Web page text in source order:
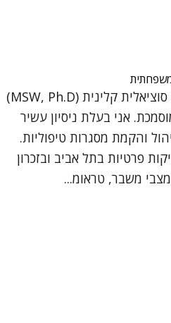
שמי ד"ר תלמה כהן, עובדת סוציאלית קלינית (MSW, Ph.D)
אני בעלת ניסיון עשיר
ניהול והקמת מסגרות טיפוליות.
פרטיות בתל אביב ובזכרון
משבר, טראומ...